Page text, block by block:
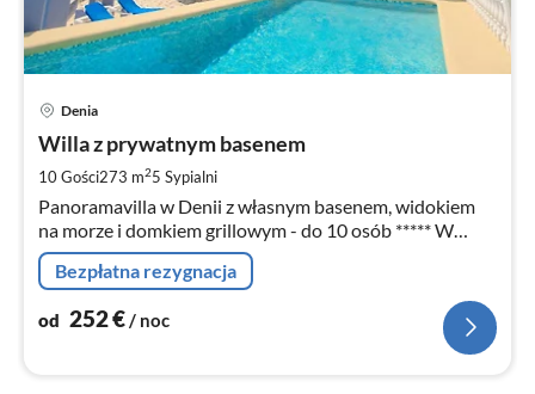
Denia
Willa z prywatnym basenem
10 Gości273 m25 Sypialni
Panoramavilla w Denii z własnym basenem, widokiem
na morze i domkiem grillowym - do 10 osób ***** W
sezonie niskim również w specjalnej cenie do 4 osób –
cena na zapytanie *****
Bezpłatna rezygnacja
od 252€/ noc